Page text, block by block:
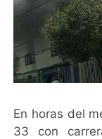
En horas del
33 con